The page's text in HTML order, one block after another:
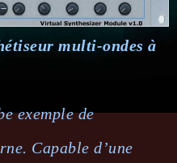
multi-ondes à
exemple de
Capable d’une